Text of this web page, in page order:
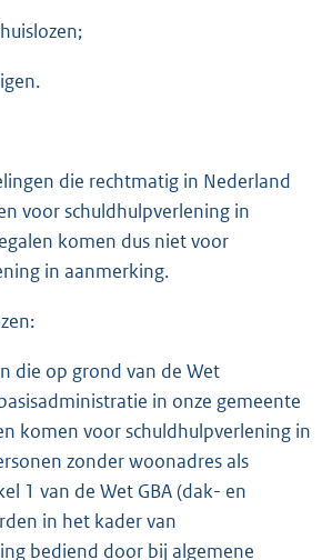
die rechtmatig in Nederland
voor schuldhulpverlening in
komen dus niet voor
in aanmerking.
die op grond van de Wet
in onze gemeente
komen voor schuldhulpverlening in
zonder woonadres als
1 van de Wet GBA (dak- en
in het kader van
bediend door bij algemene